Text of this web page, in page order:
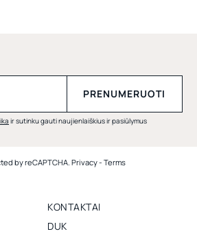
ir sutinku gauti naujienlaiškius ir pasiūlymus
by reCAPTCHA. Privacy- Terms
KONTAKTAI
DUK